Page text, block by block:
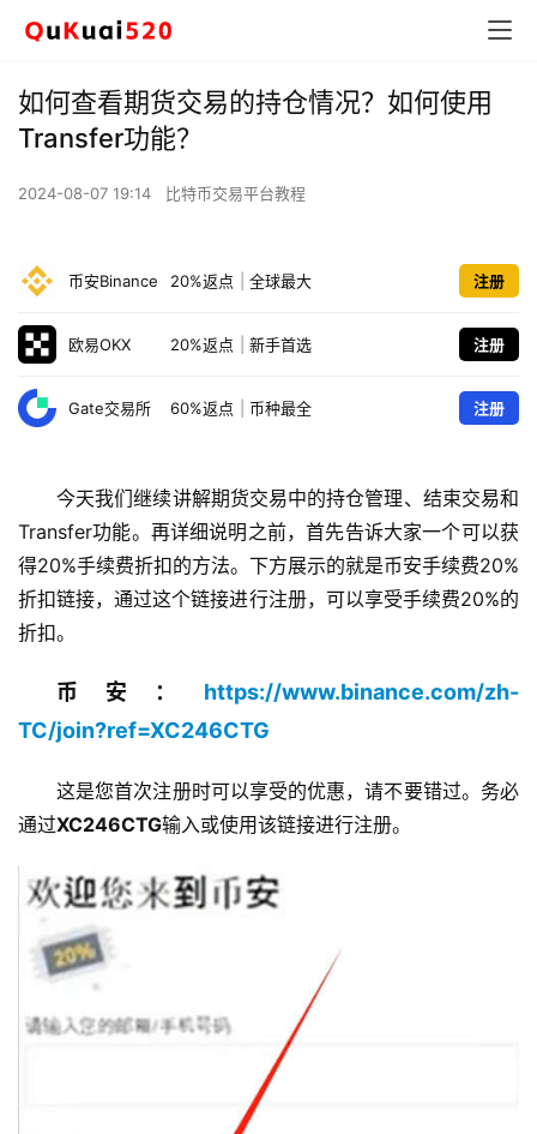
如何查看期货交易的持仓情况？如何使用
Transfer功能？
2024-08-07 19:14 比特币交易平台教程
币安Binance 20%返点 全球最大 注册
欧易OKX 20%返点 新手首选 注册
Gate交易所 60%返点 币种最全 注册
今天我们继续讲解期货交易中的持仓管理、结束交易和
Transfer功能。再详细说明之前，首先告诉大家一个可以获
得20%手续费折扣的方法。下方展示的就是币安手续费20%
折扣链接，通过这个链接进行注册，可以享受手续费20%的
折扣。
币安： https://www.binance.com/zh-
TC/join?ref=XC246CTG
这是您首次注册时可以享受的优惠，请不要错过。务必
通过XC246CTG输入或使用该链接进行注册。